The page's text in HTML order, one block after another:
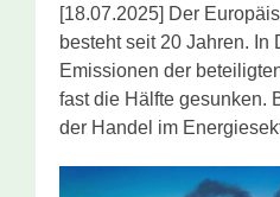
[18.07.2025] Der
besteht seit 20 Jahren. In
Emissionen der
fast die Hälfte gesunken.
der Handel im